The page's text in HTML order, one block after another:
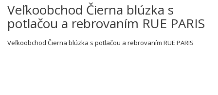
Veľkoobchod Čierna blúzka s
potlačou a rebrovaním RUE PARIS
Veľkoobchod Čierna blúzka s potlačou a rebrovaním RUE PARIS